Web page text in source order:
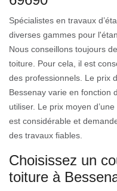
Spécialistes en travaux
diverses gammes pour
Nous conseillons toujours
toiture. Pour cela, il est
des professionnels. Le prix
Bessenay varie en fonction
utiliser. Le prix moyen
est considérable et
des travaux fiables.
Choisissez un
toiture à